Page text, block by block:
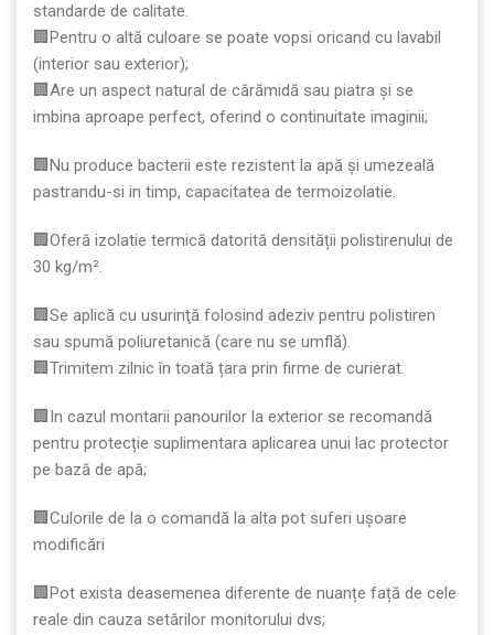
standarde de calitate.
🏢Pentru o altă culoare se poate vopsi oricand cu lavabil
(interior sau exterior);
🏢Are un aspect natural de cărămidă sau piatra și se
imbina aproape perfect, oferind o continuitate imaginii;
🏢Nu produce bacterii este rezistent la apă şi umezeală
pastrandu-si in timp, capacitatea de termoizolatie.
🏢Oferă izolatie termică datorită densității polistirenului de
30 kg/m².
🏢Se aplică cu usurinţă folosind adeziv pentru polistiren
sau spumă poliuretanică (care nu se umflă).
🏢Trimitem zilnic în toată țara prin firme de curierat.
🏢In cazul montarii panourilor la exterior se recomandă
pentru protecție suplimentara aplicarea unui lac protector
pe bază de apă;
🏢Culorile de la o comandă la alta pot suferi ușoare
modificări
🏢Pot exista deasemenea diferente de nuanțe față de cele
reale din cauza setărilor monitorului dvs;